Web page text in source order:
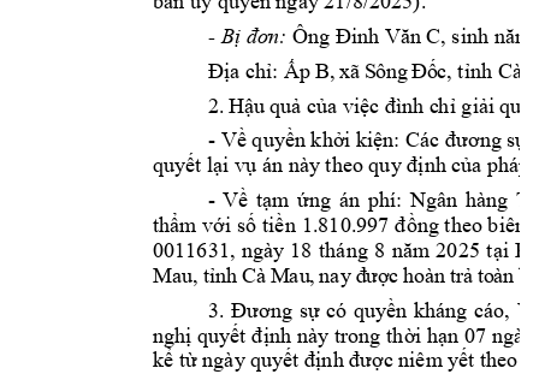
- Bị đơn: Ông Đinh Văn C, sinh năm
Địa chỉ: Ấp B, xã SôngĐốc, tỉnh Cà
2. Hậu quả của việc đình chỉ giải
- Về quyền khởi kiện: Các đương sự
quyết lại vụ án này theo quy định của pháp
- Về tạm ứng án phí: Ngân hàng T
thẩm với số tiền 1.810.997 đồng theo biên
0011631, ngày 18 tháng 8 năm 2025 tại
Mau, tỉnh Cà Mau, nay được hoàn trả toàn
3. Đương sự có quyền kháng cáo,
nghị quyết định này trong thời hạn 07
kể từ ngày quyết định được niêm yết theo